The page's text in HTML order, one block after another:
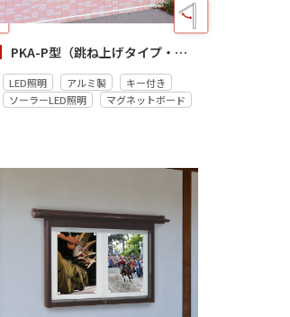
PKA-P型（跳ね上げタイプ・壁付）
LED照明 アルミ製
キー付き
ソーラーLED照明
マグネットボード